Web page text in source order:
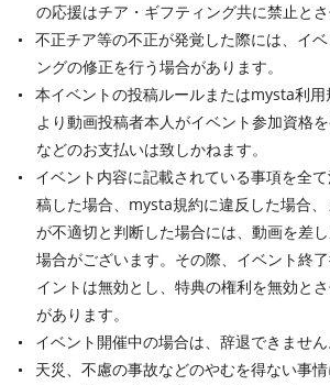
の応援はチア・ギフティング共に禁止とさ
不正チア等の不正が発覚した際には、イ
ングの修正を行う場合があります。
本イベントの投稿ルールまたはmysta利
より動画投稿者本人がイベント参加資格
などのお支払いは致しかねます。
イベント内容に記載されている事項を全
稿した場合、mysta規約に違反した場合
が不適切と判断した場合には、動画を差
場合がございます。その際、イベント終
イントは無効とし、特典の権利を無効と
があります。
イベント開催中の場合は、辞退できません
天災、不慮の事故などのやむを得ない事